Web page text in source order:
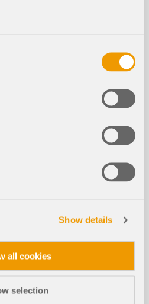
Show details
all cookies
selection
RFEM 5 na RFEM